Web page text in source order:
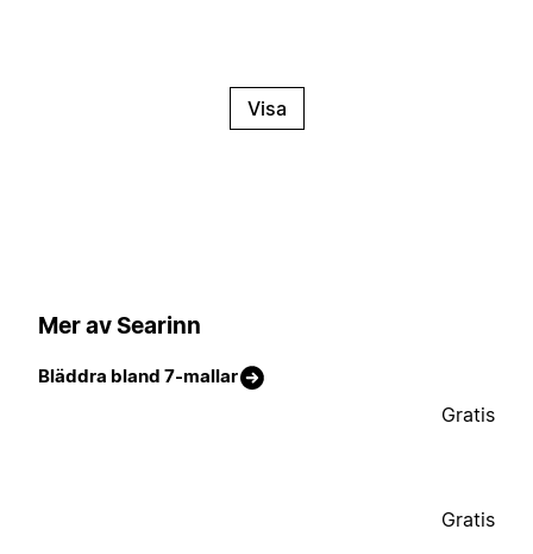
Visa
Mer av Searinn
Bläddra bland 7-mallar
Gratis
Gratis